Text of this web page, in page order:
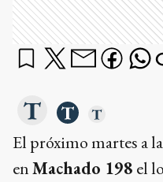
El próximo martes a
enMachado 198 el